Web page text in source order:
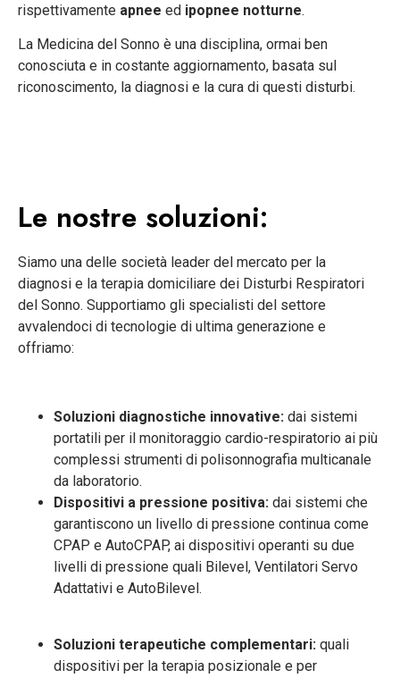
rispettivamente apnee ed ipopnee notturne.
La Medicina del Sonno è una disciplina, ormai ben
conosciuta e in costante aggiornamento, basata sul
riconoscimento, la diagnosi e la cura di questi disturbi.
Le nostre soluzioni:
Siamo una delle società leader del mercato per la
diagnosi e la terapia domiciliare dei Disturbi Respiratori
del Sonno. Supportiamo gli specialisti del settore
avvalendoci di tecnologie di ultima generazione e
offriamo:
Soluzioni diagnostiche innovative: dai sistemi
portatili per il monitoraggio cardio-respiratorio ai più
complessi strumenti di polisonnografia multicanale
da laboratorio.
Dispositivi a pressione positiva: dai sistemi che
garantiscono un livello di pressione continua come
CPAP e AutoCPAP, ai dispositivi operanti su due
livelli di pressione quali Bilevel, Ventilatori Servo
Adattativi e AutoBilevel.
Soluzioni terapeutiche complementari: quali
dispositivi per la terapia posizionale e per